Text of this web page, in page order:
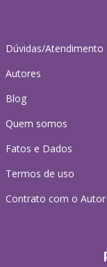
Dúvidas/Atendimento
Autores
Blog
Quem somos
Fatos e Dados
Termos de uso
Contrato com o Autor